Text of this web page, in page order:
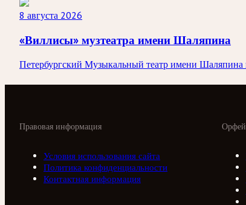
8 августа 2026
«Виллисы» музтеатра имени Шаляпина
Петербургский Музыкальный театр имени Шаляпина
Правовая информация
Условия использования сайта
Политика конфиденциальности
Контактная информация